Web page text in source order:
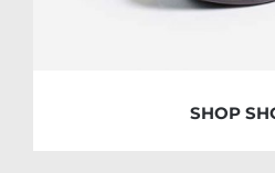
SHOP